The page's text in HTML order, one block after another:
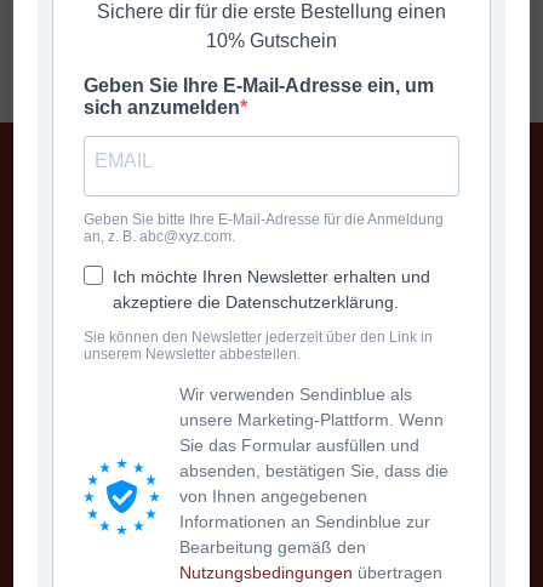
Password:
Wichtige Informationen
KNÖPFERL
Musikverlag für Steirische Harmonika
+43 650/5530090
office@knoepferl.at
Wichtige Links
Startseite
Sichere dir für die erste Bestellung einen
10% Gutschein
Geben Sie Ihre E-Mail-Adresse ein, um
sich anzumelden
Geben Sie bitte Ihre E-Mail-Adresse für die Anmeldung
an, z. B. abc@xyz.com.
Ich möchte Ihren Newsletter erhalten und
akzeptiere die Datenschutzerklärung.
Sie können den Newsletter jederzeit über den Link in
unserem Newsletter abbestellen.
Wir verwenden Sendinblue als
unsere Marketing-Plattform. Wenn
Sie das Formular ausfüllen und
absenden, bestätigen Sie, dass die
von Ihnen angegebenen
Informationen an Sendinblue zur
Bearbeitung gemäß den
Nutzungsbedingungen übertragen